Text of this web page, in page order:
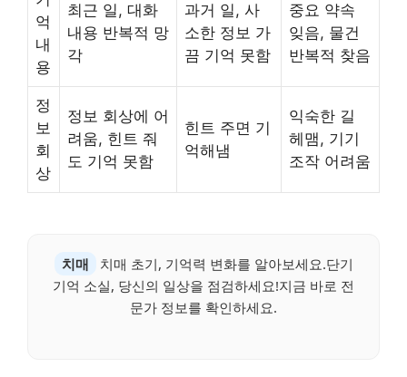
억
내
용
최근 일, 대화
내용 반복적 망
각
과거 일, 사
소한 정보 가
끔 기억 못함
중요 약속
잊음, 물건
반복적 찾음
정
보
회
상
정보 회상에 어
려움, 힌트 줘
도 기억 못함
힌트 주면 기
억해냄
익숙한 길
헤맴, 기기
조작 어려움
치매
치매 초기, 기억력 변화를 알아보세요.단기
기억 소실, 당신의 일상을 점검하세요!지금 바로 전
문가 정보를 확인하세요.